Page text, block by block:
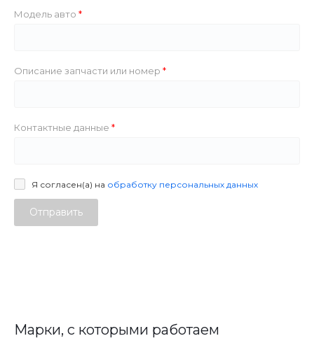
Модель авто
Описание запчасти или номер
Контактные данные
Я согласен(а) на обработку персональных данных
Отправить
Марки, с которыми работаем